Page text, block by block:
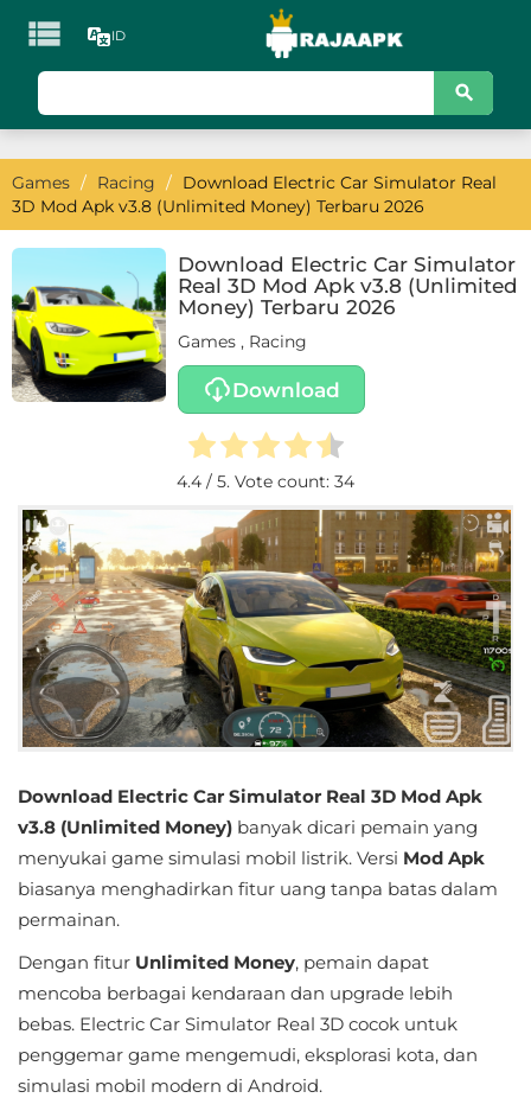
 ID
Games
Action
Arcade
Board
Card
Casual
Educational
First
Person
Horror
Music
Puzzle
Racing
Role
Playing
Sandbox
Games / Racing / Download Electric Car Simulator Real
3D Mod Apk v3.8 (Unlimited Money) Terbaru 2026
Download Electric Car Simulator
Real 3D Mod Apk v3.8 (Unlimited
Money) Terbaru 2026
Games , Racing
Download
4.4 / 5. Vote count: 34
Download Electric Car Simulator Real 3D Mod Apk
v3.8 (Unlimited Money) banyak dicari pemain yang
menyukai game simulasi mobil listrik. Versi Mod Apk
biasanya menghadirkan fitur uang tanpa batas dalam
permainan.
Dengan fitur Unlimited Money, pemain dapat
mencoba berbagai kendaraan dan upgrade lebih
bebas. Electric Car Simulator Real 3D cocok untuk
penggemar game mengemudi, eksplorasi kota, dan
simulasi mobil modern di Android.